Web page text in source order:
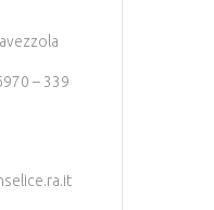
– 339